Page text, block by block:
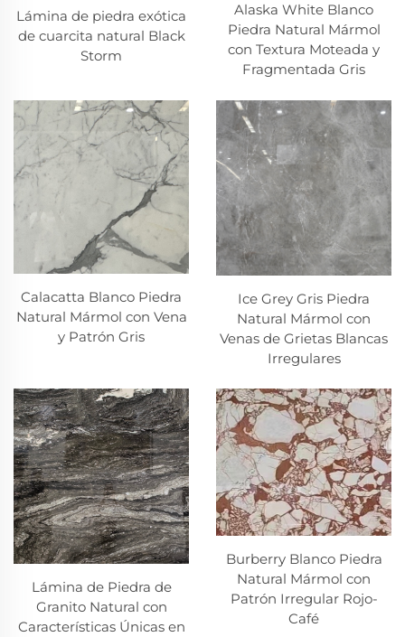
Lámina de piedra exótica
de cuarcita natural Black
Storm
Alaska White Blanco
Piedra Natural Mármol
con Textura Moteada y
Fragmentada Gris
Calacatta Blanco Piedra
Natural Mármol con Vena
y Patrón Gris
Ice Grey Gris Piedra
Natural Mármol con
Venas de Grietas Blancas
Irregulares
Lámina de Piedra de
Granito Natural con
Características Únicas en
Burberry Blanco Piedra
Natural Mármol con
Patrón Irregular Rojo-
Café